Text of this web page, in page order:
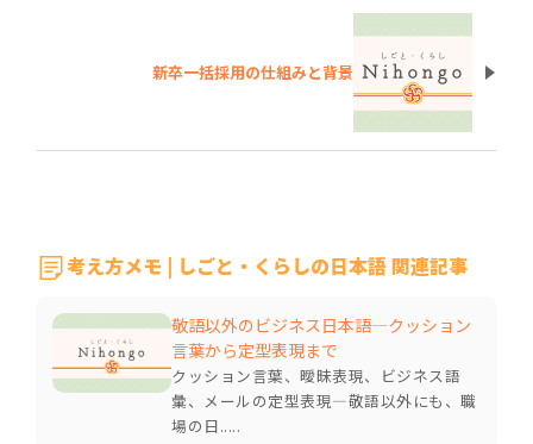
新卒一括採用の仕組みと背景
考え方メモ | しごと・くらしの日本語 関連記事
敬語以外のビジネス日本語―クッション
言葉から定型表現まで
クッション言葉、曖昧表現、ビジネス語
彙、メールの定型表現―敬語以外にも、職
場の日.....